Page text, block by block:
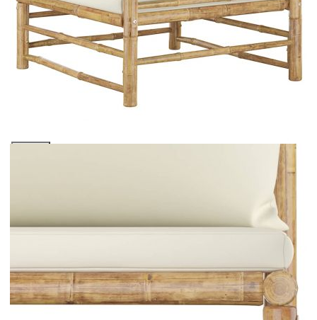
Купи на изплащане
Credit calculator
Градински среден диван с кремавобели възглавници
бамбук
Please select credit institution
Цена на продукта:
€98.00
Extraction of information from credit institutions
Предоставената таблица е с информационна цел.
Добавете продукта в количката си с бутона "Добави в
Acest tabel are caracter informativ. Adăugați produsul în
Предоставената таблица е с информационна цел.
Добавете продукта в количката си с бутона "Добави в
количката" и при поръчка ще можете да изберете броя
Предоставената таблица е с информационна цел.
Добавете продукта в количката си с бутона "Добави в
количката" и при поръчка ще можете да изберете броя